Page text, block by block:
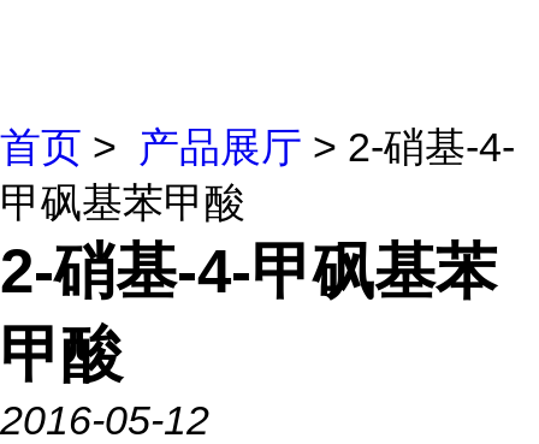
首页 > 产品展厅 > 2-硝基-4-
甲砜基苯甲酸
2-硝基-4-甲砜基苯
甲酸
2016-05-12